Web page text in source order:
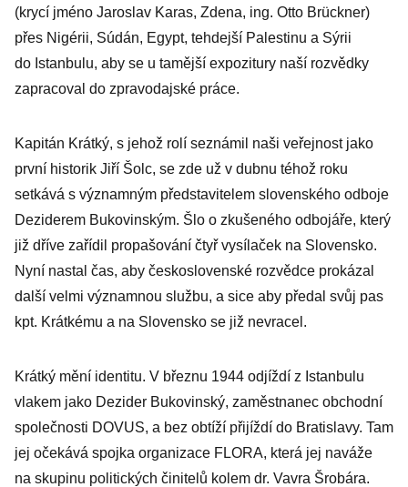
(krycí jméno Jaroslav Karas, Zdena, ing. Otto Brückner)
přes Nigérii, Súdán, Egypt, tehdejší Palestinu a Sýrii
do Istanbulu, aby se u tamější expozitury naší rozvědky
zapracoval do zpravodajské práce.
Kapitán Krátký, s jehož rolí seznámil naši veřejnost jako
první historik Jiří Šolc, se zde už v dubnu téhož roku
setkává s významným představitelem slovenského odboje
Deziderem Bukovinským. Šlo o zkušeného odbojáře, který
již dříve zařídil propašování čtyř vysílaček na Slovensko.
Nyní nastal čas, aby československé rozvědce prokázal
další velmi významnou službu, a sice aby předal svůj pas
kpt. Krátkému a na Slovensko se již nevracel.
Krátký mění identitu. V březnu 1944 odjíždí z Istanbulu
vlakem jako Dezider Bukovinský, zaměstnanec obchodní
společnosti ­DOVUS, a bez obtíží přijíždí do Bratislavy. Tam
jej očekává spojka organizace FLORA, která jej naváže
na skupinu politických činitelů kolem dr. Vavra Šrobára.